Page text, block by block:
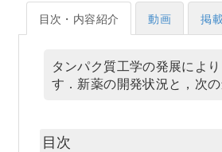
目次・内容紹介 動画 掲
タンパク質工学の発展によ
す．新薬の開発状況と，次
目次